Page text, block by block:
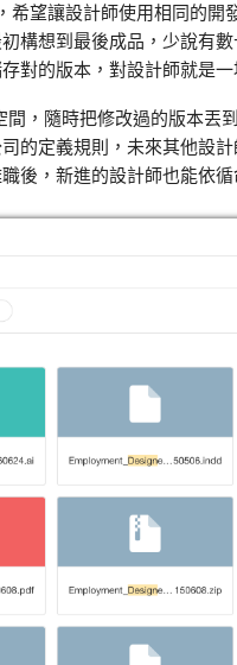
希望讓設計師使用相同的開
構想到最後成品，少說有
對的版本，對設計師就是一
間，隨時把修改過的版本丟
的定義規則，未來其他設
後，新進的設計師也能依